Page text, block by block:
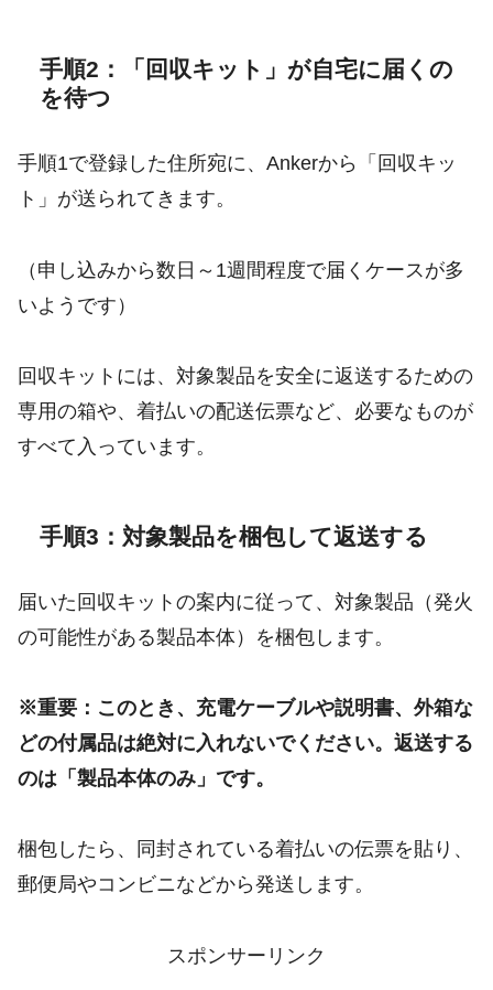
手順2：「回収キット」が自宅に届くの
を待つ
手順1で登録した住所宛に、Ankerから「回収キッ
ト」が送られてきます。
（申し込みから数日～1週間程度で届くケースが多
いようです）
回収キットには、対象製品を安全に返送するための
専用の箱や、着払いの配送伝票など、必要なものが
すべて入っています。
手順3：対象製品を梱包して返送する
届いた回収キットの案内に従って、対象製品（発火
の可能性がある製品本体）を梱包します。
※重要：このとき、充電ケーブルや説明書、外箱な
どの付属品は絶対に入れないでください。返送する
のは「製品本体のみ」です。
梱包したら、同封されている着払いの伝票を貼り、
郵便局やコンビニなどから発送します。
スポンサーリンク